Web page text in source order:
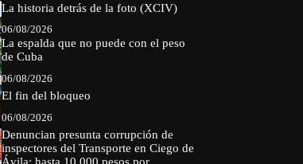
La historia detrás de la foto (XCIV)
06/08/2026
La espalda que no puede con el peso
de Cuba
06/08/2026
El fin del bloqueo
06/08/2026
Denuncian presunta corrupción de
inspectores del Transporte en Ciego de